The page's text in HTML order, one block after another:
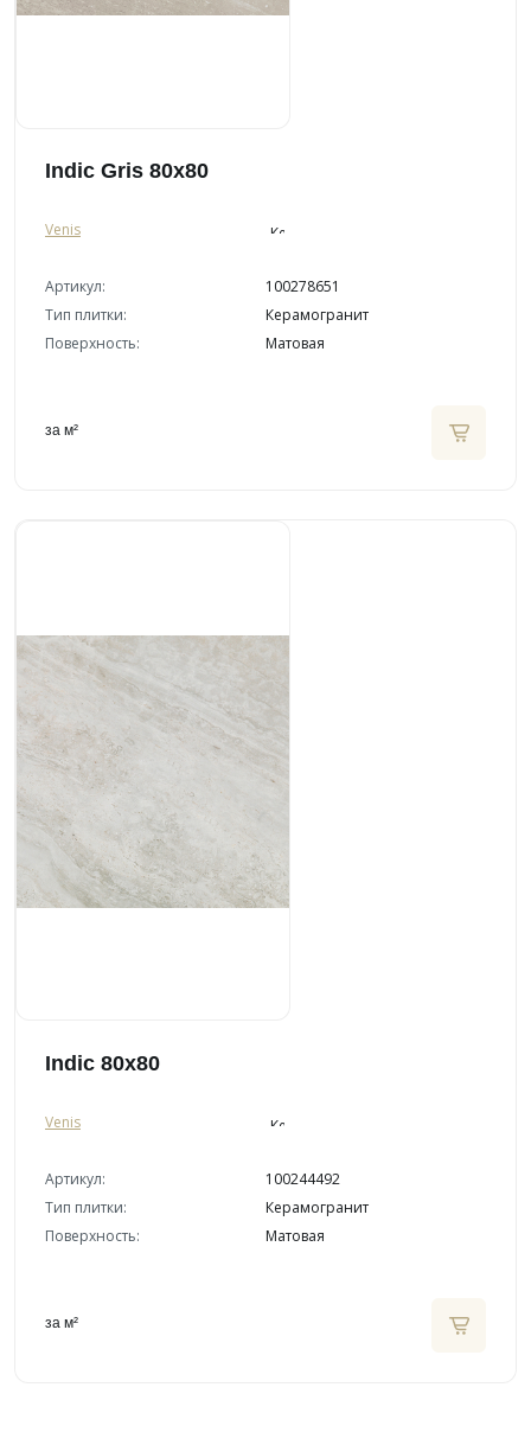
Indic Gris 80x80
Venis
Артикул:
100278651
Тип плитки:
Керамогранит
Поверхность:
Матовая
за м²
Indic 80x80
Venis
Артикул:
100244492
Тип плитки:
Керамогранит
Поверхность:
Матовая
за м²